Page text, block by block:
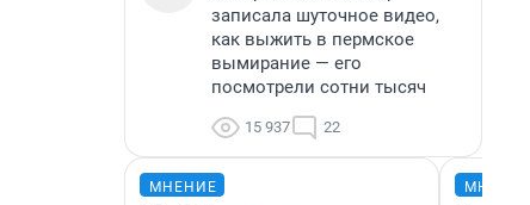
записала шуточное видео,
как выжить в пермское
вымирание — его
посмотрели сотни тысяч
15 937 22
МНЕНИЕ